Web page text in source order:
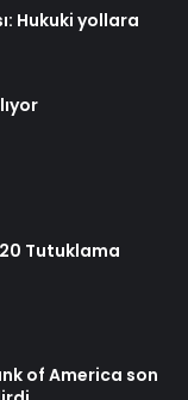
Hukuki yollara
Tutuklama
of America son